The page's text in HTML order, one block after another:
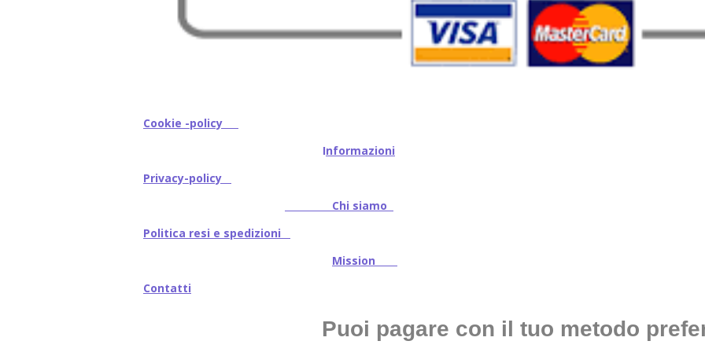
Cookie -policy
Informazioni
Privacy-policy
Chi siamo
Politica resi e spedizioni
Mission
Contatti
Puoi pagare con il tuo metodo